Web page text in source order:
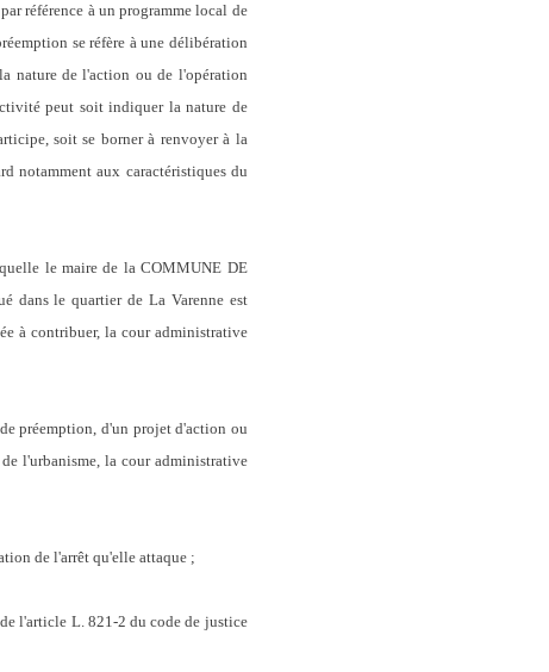
référence à un programme local de
se réfère à une délibération
nature de l'action ou de l'opération
peut soit indiquer la nature de
soit se borner à renvoyer à la
notamment aux caractéristiques du
le maire de la COMMUNE DE
dans le quartier de La Varenne est
à contribuer, la cour administrative
préemption, d'un projet d'action ou
l'urbanisme, la cour administrative
de l'arrêt qu'elle attaque ;
l'article L. 821-2 du code de justice